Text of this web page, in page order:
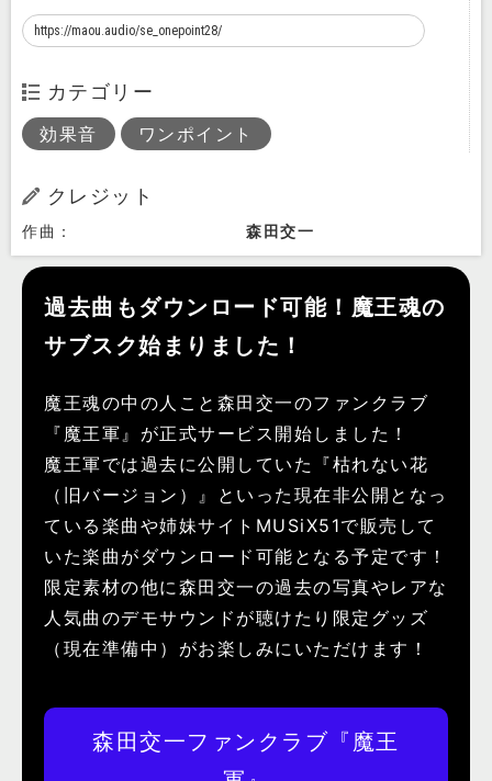
カテゴリー
効果音 ワンポイント
クレジット
作曲： 森田交一
過去曲もダウンロード可能！魔王魂の
サブスク始まりました！
魔王魂の中の人こと森田交一のファンクラブ
『魔王軍』が正式サービス開始しました！
魔王軍では過去に公開していた『枯れない花
（旧バージョン）』といった現在非公開となっ
ている楽曲や姉妹サイトMUSiX51で販売して
いた楽曲がダウンロード可能となる予定です！
限定素材の他に森田交一の過去の写真やレアな
人気曲のデモサウンドが聴けたり限定グッズ
（現在準備中）がお楽しみにいただけます！
森田交一ファンクラブ『魔王